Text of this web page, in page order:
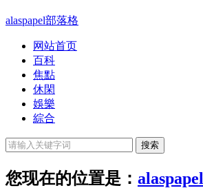
alaspapel部落格
网站首页
百科
焦點
休閑
娛樂
綜合
您现在的位置是：